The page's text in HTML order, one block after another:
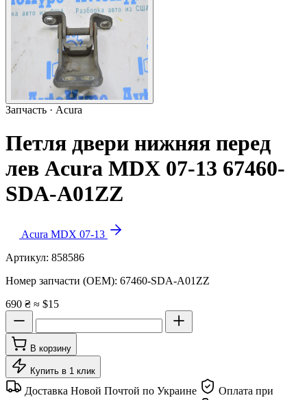
Запчасть · Acura
Петля двери нижняя перед
лев Acura MDX 07-13 67460-
SDA-A01ZZ
Acura MDX 07-13
Артикул: 858586
Номер запчасти (OEM): 67460-SDA-A01ZZ
690 ₴ ≈ $15
В корзину
Купить в 1 клик
Доставка Новой Почтой по Украине
Оплата при